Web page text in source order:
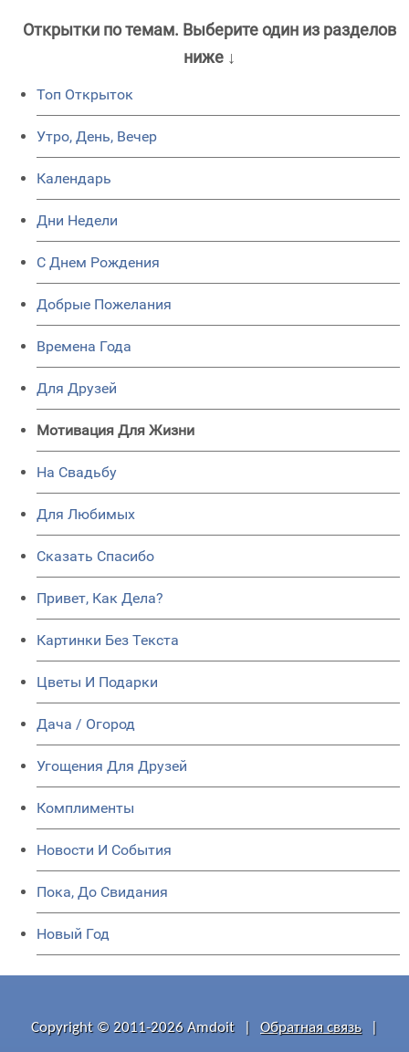
Открытки по темам. Выберите один из разделов
ниже ↓
Топ Открыток
Утро, День, Вечер
Календарь
Дни Недели
C Днем Рождения
Добрые Пожелания
Времена Года
Для Друзей
Мотивация Для Жизни
На Свадьбу
Для Любимых
Сказать Спасибо
Привет, Как Дела?
Картинки Без Текста
Цветы И Подарки
Дача / Огород
Угощения Для Друзей
Комплименты
Новости И События
Пока, До Свидания
Новый Год
Copyright © 2011-2026 Amdoit Обратная связь